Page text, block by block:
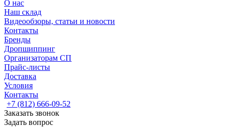
О нас
Наш склад
Видеообзоры, статьи и новости
Контакты
Бренды
Дропшиппинг
Организаторам СП
Прайс-листы
Доставка
Условия
Контакты
+7 (812) 666-09-52
Заказать звонок
Задать вопрос